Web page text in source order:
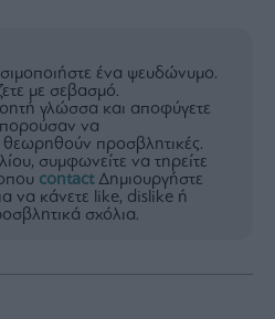
ένα ψευδώνυμο.
με σεβασμό.
γλώσσα και αποφύγετε
να
προσβλητικές.
συμφωνείτε να τηρείτε
contactΔημιουργήστε
να κάνετε like, dislike ή
σχόλια.